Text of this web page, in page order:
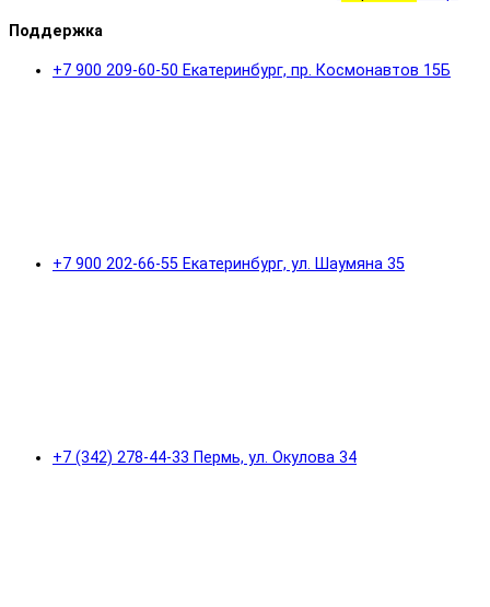
Поддержка
+7 900 209-60-50 Екатеринбург, пр. Космонавтов 15Б
+7 900 202-66-55 Екатеринбург, ул. Шаумяна 35
+7 (342) 278-44-33 Пермь, ул. Окулова 34